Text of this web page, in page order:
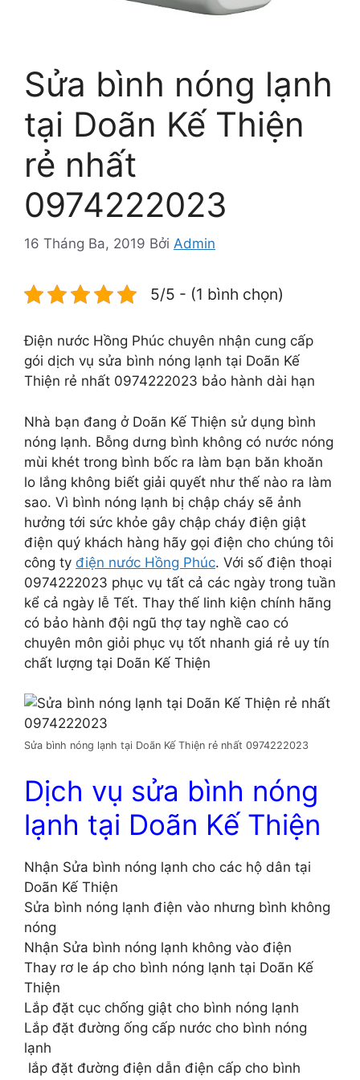
Sửa bình nóng lạnh
tại Doãn Kế Thiện
rẻ nhất
0974222023
16 Tháng Ba, 2019 Bởi Admin
5/5 - (1 bình chọn)
Điện nước Hồng Phúc chuyên nhận cung cấp
gói dịch vụ sửa bình nóng lạnh tại Doãn Kế
Thiện rẻ nhất 0974222023 bảo hành dài hạn
Nhà bạn đang ở Doãn Kế Thiện sử dụng bình
nóng lạnh. Bỗng dưng bình không có nước nóng
mùi khét trong bình bốc ra làm bạn băn khoăn
lo lắng không biết giải quyết như thế nào ra làm
sao. Vì bình nóng lạnh bị chập cháy sẽ ảnh
hưởng tới sức khỏe gây chập cháy điện giật
điện quý khách hàng hãy gọi điện cho chúng tôi
công ty điện nước Hồng Phúc. Với số điện thoại
0974222023 phục vụ tất cả các ngày trong tuần
kể cả ngày lễ Tết. Thay thế linh kiện chính hãng
có bảo hành đội ngũ thợ tay nghề cao có
chuyên môn giỏi phục vụ tốt nhanh giá rẻ uy tín
chất lượng tại Doãn Kế Thiện
Sửa bình nóng lạnh tại Doãn Kế Thiện rẻ nhất 0974222023
Dịch vụ sửa bình nóng
lạnh tại Doãn Kế Thiện
Nhận Sửa bình nóng lạnh cho các hộ dân tại
Doãn Kế Thiện
Sửa bình nóng lạnh điện vào nhưng bình không
nóng
Nhận Sửa bình nóng lạnh không vào điện
Thay rơ le áp cho bình nóng lạnh tại Doãn Kế
Thiện
Lắp đặt cục chống giật cho bình nóng lạnh
Lắp đặt đường ống cấp nước cho bình nóng
lạnh
lắp đặt đường điện dẫn điện cấp cho bình